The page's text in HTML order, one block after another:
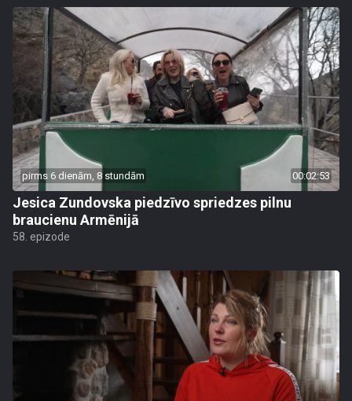
pirms 6 dienām, 8 stundām 00:02:53
Jesica Zundovska piedzīvo spriedzes pilnu
braucienu Armēnijā
58. epizode